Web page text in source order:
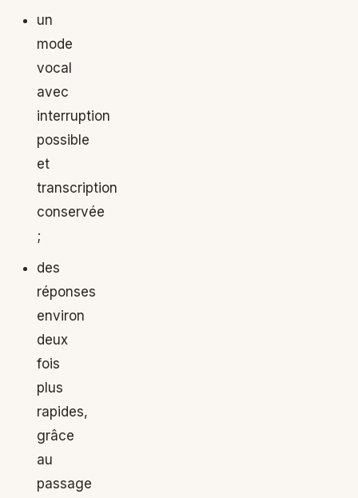
un
mode
vocal
avec
interruption
possible
et
transcription
conservée
;
des
réponses
environ
deux
fois
plus
rapides,
grâce
au
passage